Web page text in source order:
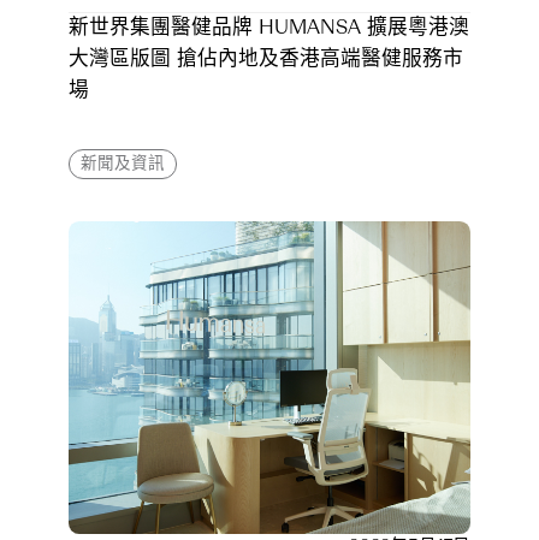
新世界集團醫健品牌 HUMANSA 擴展粵港澳
大灣區版圖 搶佔內地及香港高端醫健服務市
場
新聞及資訊